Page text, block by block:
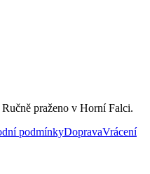
praženo v Horní Falci.
podmínkyDopravaVrácení